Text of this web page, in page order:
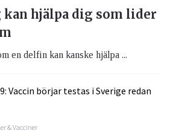
hjälpa dig som lider
en delfin kan kanske hjälpa ...
& Vacciner